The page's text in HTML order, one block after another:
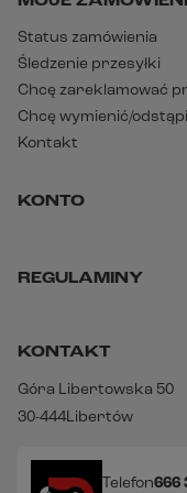
dopasowuje
stabilność. W
wilgoć
intensywnych
osłona nosa
naklejki z logo
olej silikonowy
podręcznik
Status zamówienia
Śledzenie przesyłki
Chcę zareklamować
Chcę wymienić/
Kontakt
KONTO
REGULAMINY
KONTAKT
Góra Libertowska 50
30-444Libertów
Telefon666